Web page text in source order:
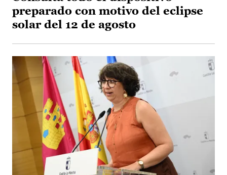
preparado con motivo del eclipse
solar del 12 de agosto